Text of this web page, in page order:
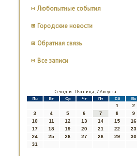
Любопытные события
Городские новости
Обратная связь
Все записи
Сегодня: Пятница, 7 Августа
Пн Вт Ср Чт Пт Сб Вс
1
2
3
4 5 6 7 8
9
10
11 12 13 14 15
16
17
18 19 20 21 22
23
24
25 26 27 28 29
30
31